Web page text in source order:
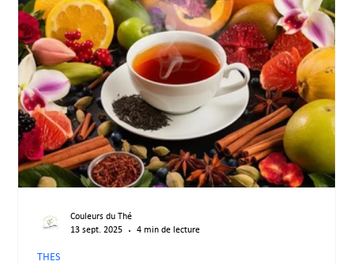
THES
Couleurs du Thé
13 sept. 2025
4 min de lecture